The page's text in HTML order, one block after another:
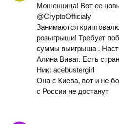
Мошенница! Вот ее
@CryptoOfficialy
Занимаются
розыгрыши! Требует
суммы выигрыша .
Алина Виват. Есть
Ник: acebustergirl
Она с Киева, вот и не
с России не достанут